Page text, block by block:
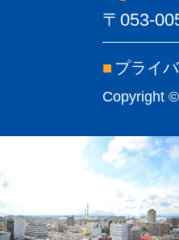
〒053-
■ プライ
Copyright